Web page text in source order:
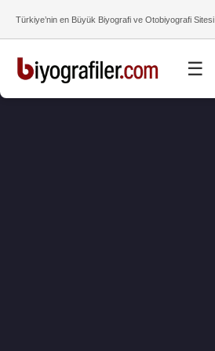
Türkiye’nin en Büyük Biyografi ve Otobiyografi Sitesi
☰